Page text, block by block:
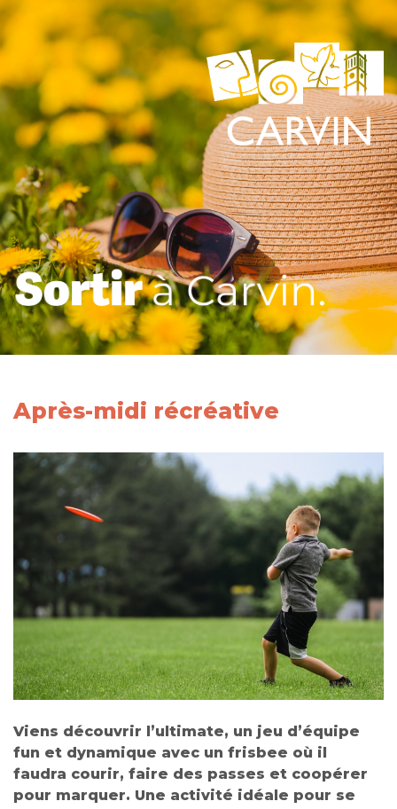
Après-midi récréative
Viens découvrir l’ultimate, un jeu d’équipe
fun et dynamique avec un frisbee où il
faudra courir, faire des passes et coopérer
pour marquer. Une activité idéale pour se